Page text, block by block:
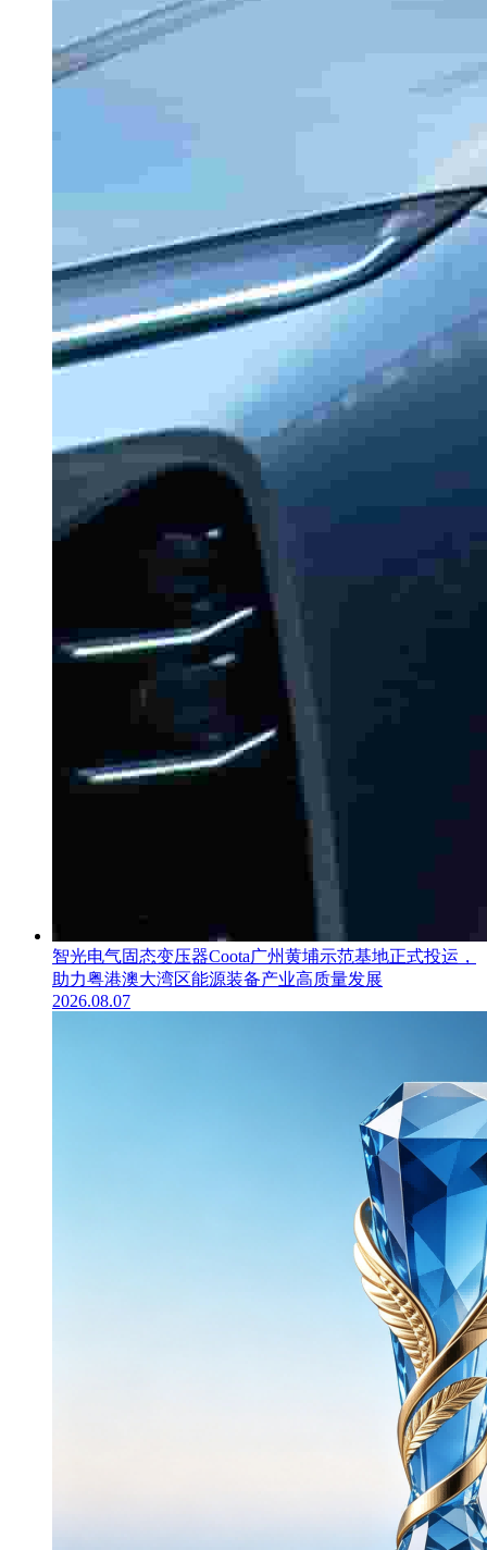
智光电气固态变压器Coota广州黄埔示范基地正式投运，
助力粤港澳大湾区能源装备产业高质量发展
2026.08.07